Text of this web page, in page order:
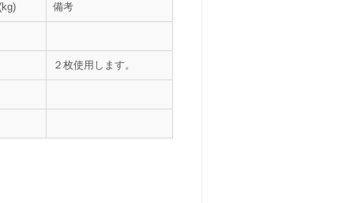
備考
２枚使用します。